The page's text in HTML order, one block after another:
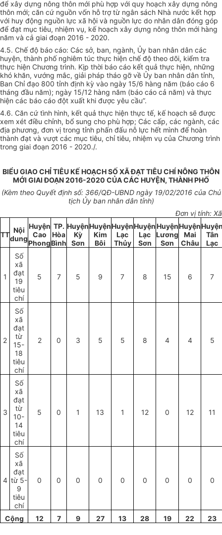
để xây dựng nông thôn mới phù hợp với quy hoạch xây dựng nông
thôn mới; căn cứ nguồn vốn hỗ trợ từ ngân sách Nhà nước kết hợp
với huy động nguồn lực xã hội và nguồn lực do nhân dân đóng góp
để đạt mục tiêu, nhiệm vụ, kế hoạch xây dựng nông thôn mới hàng
năm và cả giai đoạn 2016 - 2020.
4.5. Chế độ báo cáo: Các sở, ban, ngành, Ủy ban nhân dân các
huyện, thành phốnghiêm túc thực hiện chế độ theo dõi, kiểm tra
thực hiện Chương trình. Kịp thời báo cáo kết quả thực hiện, những
khó khăn, vướng mắc, giải pháp tháo gỡ về Ủy ban nhân dân tỉnh,
Ban Chỉ đạo 800 tỉnh định kỳ vào ngày 15/6 hàng năm (báo cáo 6
tháng đầu năm); ngày 15/12 hàng năm (báo cáo cả năm) và thực
hiện các báo cáo đột xuất khi được yêu cầu”.
4.6. Căn cứ tình hình, kết quả thực hiện thực tế, kế hoạch sẽ được
xem xét điều chỉnh, bổ sung cho phù hợp; Các cấp, các ngành, các
địa phương, đơn vị trong tỉnh phấn đấu nỗ lực hết mình để hoàn
thành đạt và vượt các mục tiêu, chỉ tiêu, nhiệm vụ của Chương trình
trong giai đoạn 2016 - 2020./.
BIỂU GIAO CHỈ TIÊU KẾ HOẠCH SỐ XÃ ĐẠT TIÊU CHÍ NÔNG THÔN
MỚI GIAI ĐOẠN 2016-2020 CỦA CÁC HUYỆN, THÀNH PHỐ
(Kèm theo Quyết định số: 366/QĐ-UBND ngày 19/02/2016 của Chủ
tịch Ủy ban nhân dân tỉnh)
Đơn vị tính: Xã
TT
Nội
dung
Huyện
Cao
Phong
TP.
Hòa
Bình
Huyện
Kỳ
Sơn
Huyện
Kim
Bôi
Huyện
Lạc
Thủy
Huyện
Lạc
Sơn
Huyện
Lương
Sơn
Huyện
Mai
Châu
Tân
Lạc
1
Số
xã
đạt
19
tiêu
chí
5 7 5 9 7 8 15 6 7
2
Số
xã
đạt
từ
15-
18
tiêu
chí
2 0 3 5 5 8 4 4 5
3
Số
xã
đạt
từ
10-
14
tiêu
chí
5 0 1 13 1 12 0 12 11
4
Số
xã
đạt
từ 5-
9
tiêu
chí
0 0 0 0 0 0 0 0 0
Cộng 12 7 9 27 13 28 19 22 23